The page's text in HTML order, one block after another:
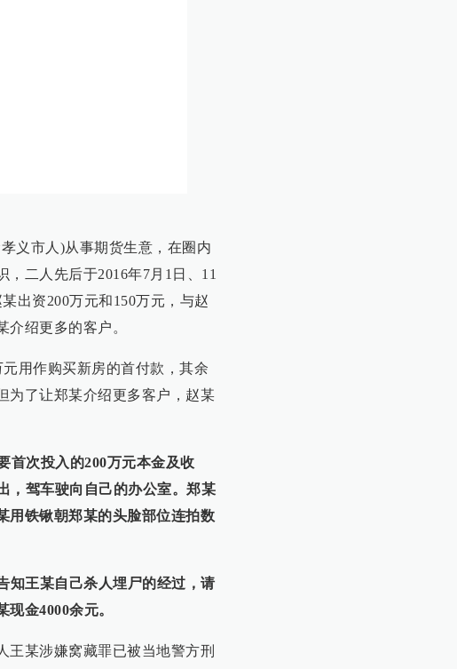
义市人)从事期货生意，在圈内
二人先后于2016年7月1日、11
出资200万元和150万元，与赵
绍更多的客户。
用作购买新房的首付款，其余
为了让郑某介绍更多客户，赵某
首次投入的200万元本金及收
，驾车驶向自己的办公室。郑某
用铁锹朝郑某的头脸部位连拍数
知王某自己杀人埋尸的经过，请
金4000余元。
王某涉嫌窝藏罪已被当地警方刑